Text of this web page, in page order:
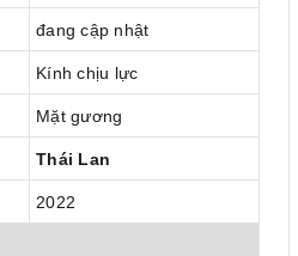
đang cập nhật
Kính chịu lực
Mặt gương
Thái Lan
2022